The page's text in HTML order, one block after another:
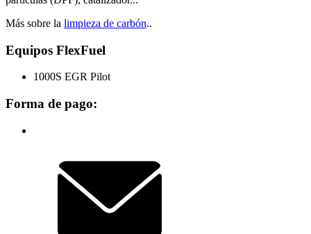
Más sobre la limpieza de carbón..
Equipos FlexFuel
1000S EGR Pilot
Forma de pago: